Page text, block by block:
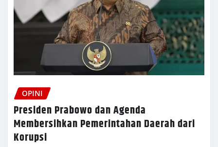
OPINI
Presiden Prabowo dan Agenda
Membersihkan Pemerintahan Daerah dari
Korupsi